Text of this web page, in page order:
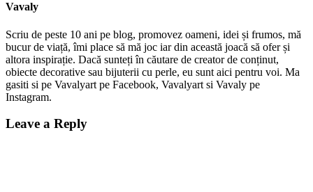
Vavaly
Scriu de peste 10 ani pe blog, promovez oameni, idei și frumos, mă
bucur de viață, îmi place să mă joc iar din această joacă să ofer și
altora inspirație. Dacă sunteți în căutare de creator de conținut,
obiecte decorative sau bijuterii cu perle, eu sunt aici pentru voi. Ma
gasiti si pe Vavalyart pe Facebook, Vavalyart si Vavaly pe
Instagram.
Leave a Reply